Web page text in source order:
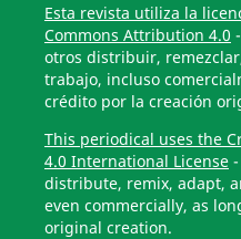
Esta revista utiliza la
Commons Attribution 4.0
otros distribuir,
trabajo, incluso
crédito por la creación
This periodical uses the
4.0 International License-
distribute, remix, adapt,
even commercially, as
original creation.